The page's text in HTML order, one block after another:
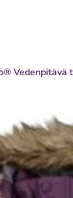
Vedenpitävä